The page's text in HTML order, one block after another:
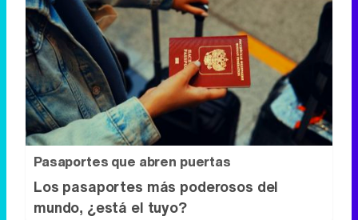
Pasaportes que abren puertas
Los pasaportes más poderosos del
mundo, ¿está el tuyo?